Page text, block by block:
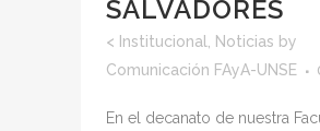
SALVADORES
< Institucional, Noticias by
Comunicación FAyA-UNSE
En el decanato de nuestra